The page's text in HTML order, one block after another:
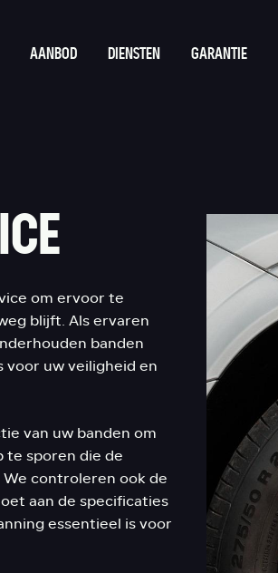
AANBOD DIENSTEN GARANTIE
om ervoor te
blijft. Als ervaren
banden
voor uw veiligheid en
van uw banden om
te sporen die de
controleren ook de
aan de specificaties
essentieel is voor